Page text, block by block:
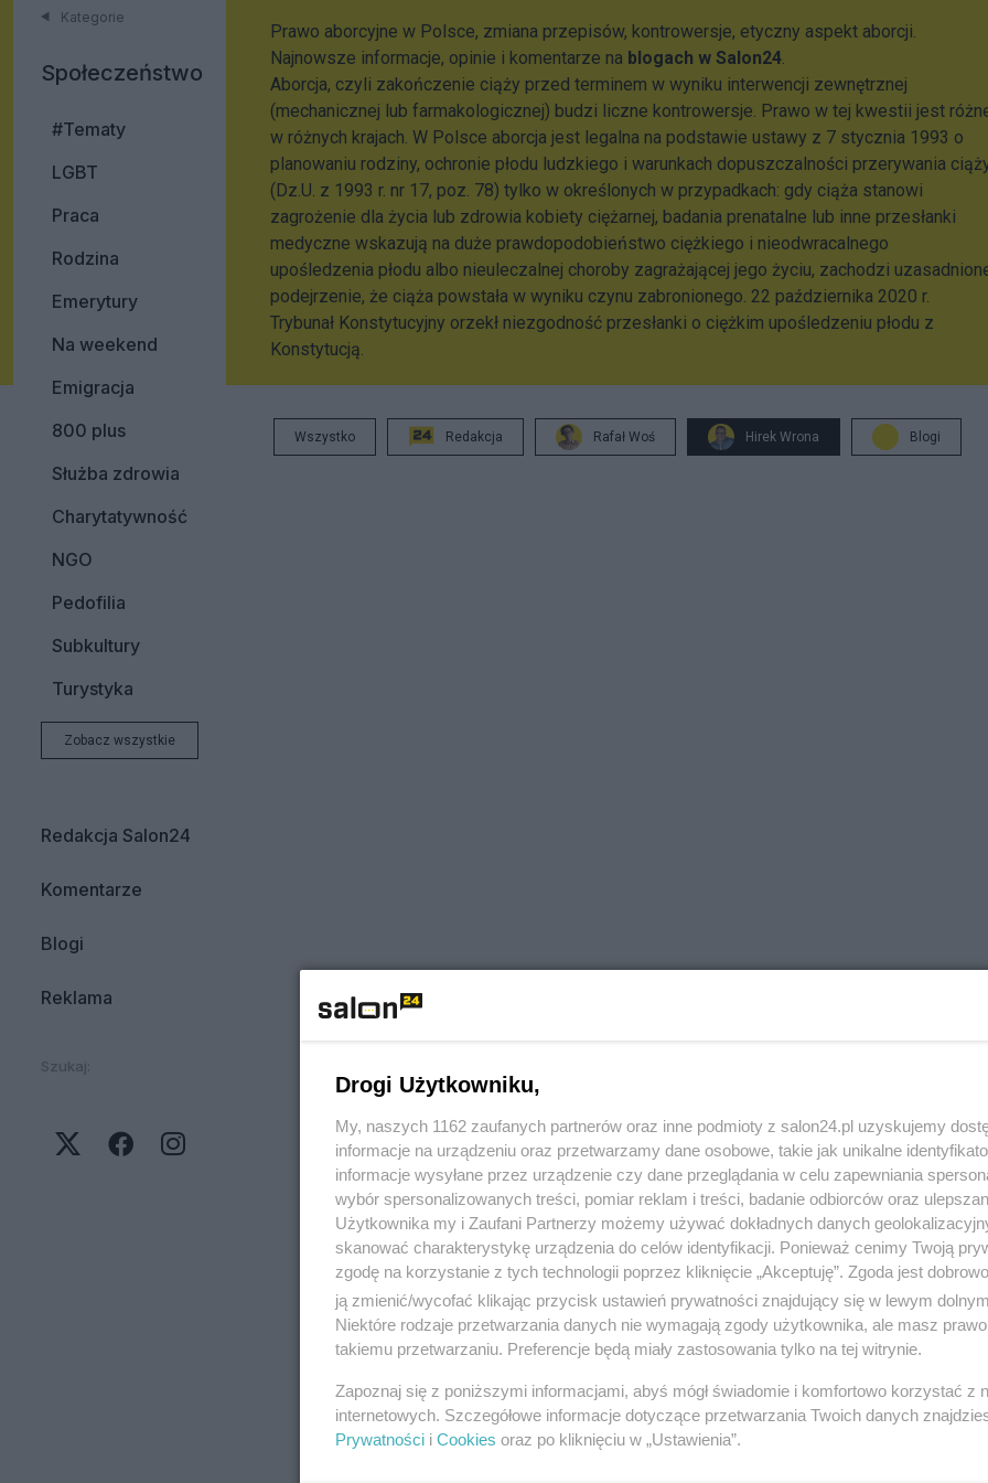
Kategorie
Społeczeństwo
#Tematy
LGBT
Praca
Rodzina
Emerytury
Na weekend
Emigracja
800 plus
Służba zdrowia
Charytatywność
NGO
Pedofilia
Subkultury
Turystyka
Zobacz wszystkie
Redakcja Salon24
Komentarze
Blogi
Reklama
Szukaj:
Prawo aborcyjne w Polsce, zmiana przepisów, kontrowersje, etyczny aspekt aborcji.
Najnowsze informacje, opinie i komentarze na blogach w Salon24.
Aborcja, czyli zakończenie ciąży przed terminem w wyniku interwencji zewnętrznej
(mechanicznej lub farmakologicznej) budzi liczne kontrowersje. Prawo w tej kwestii jest
w różnych krajach. W Polsce aborcja jest legalna na podstawie ustawy z 7 stycznia 1993 o
planowaniu rodziny, ochronie płodu ludzkiego i warunkach dopuszczalności przerywania
(Dz.U. z 1993 r. nr 17, poz. 78) tylko w określonych w przypadkach: gdy ciąża stanowi
zagrożenie dla życia lub zdrowia kobiety ciężarnej, badania prenatalne lub inne przesłanki
medyczne wskazują na duże prawdopodobieństwo ciężkiego i nieodwracalnego
upośledzenia płodu albo nieuleczalnej choroby zagrażającej jego życiu, zachodzi
podejrzenie, że ciąża powstała w wyniku czynu zabronionego. 22 października 2020 r.
Trybunał Konstytucyjny orzekł niezgodność przesłanki o ciężkim upośledzeniu płodu z
Konstytucją.
Wszystko Redakcja Rafał Woś Hirek Wrona Blogi
Drogi Użytkowniku,
My, naszych 1162 zaufanych partnerów oraz inne podmioty z salon24.pl uzyskujemy
informacje na urządzeniu oraz przetwarzamy dane osobowe, takie jak unikalne
informacje wysyłane przez urządzenie czy dane przeglądania w celu zapewniania
wybór spersonalizowanych treści, pomiar reklam i treści, badanie odbiorców oraz
Użytkownika my i Zaufani Partnerzy możemy używać dokładnych danych
skanować charakterystykę urządzenia do celów identyfikacji. Ponieważ cenimy Twoją
zgodę na korzystanie z tych technologii poprzez kliknięcie „Akceptuję”. Zgoda jest
ją zmienić/wycofać klikając przycisk ustawień prywatności znajdujący się w lewym
Niektóre rodzaje przetwarzania danych nie wymagają zgody użytkownika, ale masz
takiemu przetwarzaniu. Preferencje będą miały zastosowania tylko na tej witrynie.
Zapoznaj się z poniższymi informacjami, abyś mógł świadomie i komfortowo korzystać z
internetowych. Szczegółowe informacje dotyczące przetwarzania Twoich danych
Prywatności i Cookies oraz po kliknięciu w „Ustawienia”.